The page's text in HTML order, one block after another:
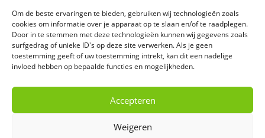
Om de beste ervaringen te bieden, gebruiken wij technologieën zoals
cookies om informatie over je apparaat op te slaan en/of te raadplegen.
Door in te stemmen met deze technologieën kunnen wij gegevens zoals
surfgedrag of unieke ID's op deze site verwerken. Als je geen
toestemming geeft of uw toestemming intrekt, kan dit een nadelige
invloed hebben op bepaalde functies en mogelijkheden.
Accepteren
Weigeren
Mis geen enkele actie of promotie!
Schrijf je in voor onze nieuwsbrief